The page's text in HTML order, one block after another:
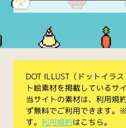
DOT ILLUST（ドットイラ
ト絵素材を掲載しているサ
当サイトの素材は、利用規
ず無料でご利用できます。
す。 利用規約はこちら。